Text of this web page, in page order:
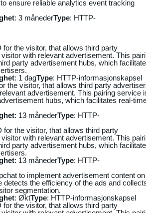
ensure reliable analytics event tracking
: 3 månederType: HTTP-
for the visitor, that allows third party
with relevant advertisement. This
party advertisement hubs, which
: 1 dagType: HTTP-informasjonskapsel
the visitor, that allows third party
advertisement. This pairing service
hubs, which facilitates real-
: 13 månederType: HTTP-
for the visitor, that allows third party
with relevant advertisement. This
party advertisement hubs, which
: 13 månederType: HTTP-
to implement advertisement content on
detects the efficiency of the ads and
segmentation.
: ØktType: HTTP-informasjonskapsel
for the visitor, that allows third party